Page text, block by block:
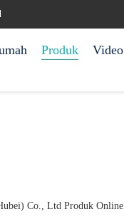
Produk Video
Co., Ltd Produk Online